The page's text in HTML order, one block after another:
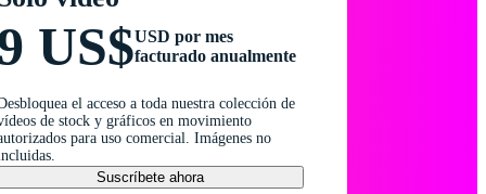
US$USD por mes
facturado anualmente
el acceso a toda nuestra colección de
de stock y gráficos en movimiento
para uso comercial. Imágenes no
Suscríbete ahora